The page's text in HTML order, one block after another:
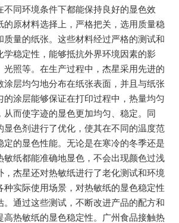
不同环境条件下都能保持良好的显色效
的原材料选择上，严格把关，选用质量稳
质量的纸张。这些材料经过严格的测试和
学稳定性，能够抵抗外界环境因素的影
光照等。在生产过程中，杰星采用先进的
涂层均匀地分布在纸张表面，并且与纸张
的涂层能够保证在打印过程中，热量均匀
从而使字迹的显色更加均匀、稳定。同
显色剂进行了优化，使其在不同的温度范
定的显色性能。无论是在寒冷的冬季还是
敏纸都能准确地显色，不会出现颜色过浅
，杰星还对热敏纸进行了老化测试和环境
种实际使用场景，对热敏纸的显色稳定性
。通过这些测试，不断改进产品的配方和
高热敏纸的显色稳定性。广州食品接触热